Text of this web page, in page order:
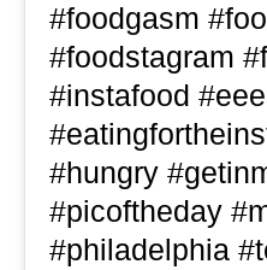
#foodgasm
#foodstagram
#instafood
#hungry
#picoftheday
#philadelphia